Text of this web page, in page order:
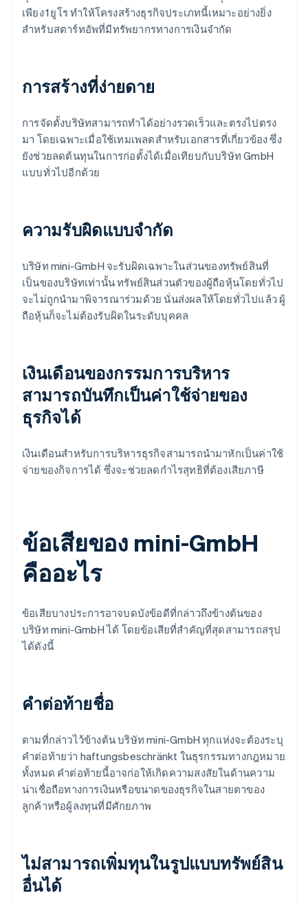
เพียง 1 ยูโร ทำให้โครงสร้างธุรกิจประเภทนี้เหมาะอย่างยิ่ง
สำหรับสตาร์ทอัพที่มีทรัพยากรทางการเงินจำกัด
การสร้างที่ง่ายดาย
การจัดตั้งบริษัทสามารถทำได้อย่างรวดเร็วและตรงไปตรง
มา โดยเฉพาะเมื่อใช้เทมเพลตสำหรับเอกสารที่เกี่ยวข้อง ซึ่ง
ยังช่วยลดต้นทุนในการก่อตั้งได้เมื่อเทียบกับบริษัท GmbH
แบบทั่วไปอีกด้วย
ความรับผิดแบบจำกัด
บริษัท mini-GmbH จะรับผิดเฉพาะในส่วนของทรัพย์สินที่
เป็นของบริษัทเท่านั้น ทรัพย์สินส่วนตัวของผู้ถือหุ้นโดยทั่วไป
จะไม่ถูกนำมาพิจารณาร่วมด้วย นั่นส่งผลให้โดยทั่วไปแล้ว ผู้
ถือหุ้นก็จะไม่ต้องรับผิดในระดับบุคคล
เงินเดือนของกรรมการบริหาร
สามารถบันทึกเป็นค่าใช้จ่ายของ
ธุรกิจได้
เงินเดือนสำหรับการบริหารธุรกิจสามารถนำมาหักเป็นค่าใช้
จ่ายของกิจการได้ ซึ่งจะช่วยลดกำไรสุทธิที่ต้องเสียภาษี
ข้อเสียของ mini-GmbH
คืออะไร
ข้อเสียบางประการอาจบดบังข้อดีที่กล่าวถึงข้างต้นของ
บริษัท mini-GmbH ได้ โดยข้อเสียที่สำคัญที่สุดสามารถสรุป
ได้ดังนี้
คำต่อท้ายชื่อ
ตามที่กล่าวไว้ข้างต้น บริษัท mini-GmbH ทุกแห่งจะต้องระบุ
คำต่อท้ายว่า haftungsbeschränkt ในธุรกรรมทางกฎหมาย
ทั้งหมด คำต่อท้ายนี้อาจก่อให้เกิดความสงสัยในด้านความ
น่าเชื่อถือทางการเงินหรือขนาดของธุรกิจในสายตาของ
ลูกค้าหรือผู้ลงทุนที่มีศักยภาพ
ไม่สามารถเพิ่มทุนในรูปแบบทรัพย์สิน
อื่นได้